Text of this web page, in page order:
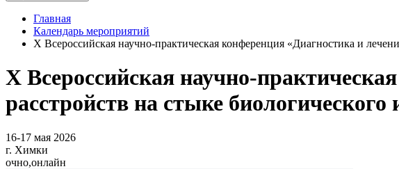
Главная
Календарь мероприятий
X Всероссийская научно-практическая конференция «Диагностика и
X Всероссийская научно-
расстройств на стыке биологического
16-17 мая 2026
г. Химки
очно,онлайн